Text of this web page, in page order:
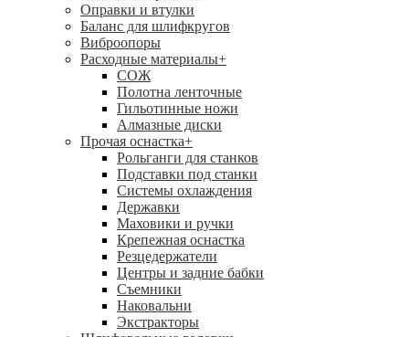
Оправки и втулки
Баланс для шлифкругов
Виброопоры
Расходные материалы+
СОЖ
Полотна ленточные
Гильотинные ножи
Алмазные диски
Прочая оснастка+
Рольганги для станков
Подставки под станки
Системы охлаждения
Державки
Маховики и ручки
Крепежная оснастка
Резцедержатели
Центры и задние бабки
Съемники
Наковальни
Экстракторы